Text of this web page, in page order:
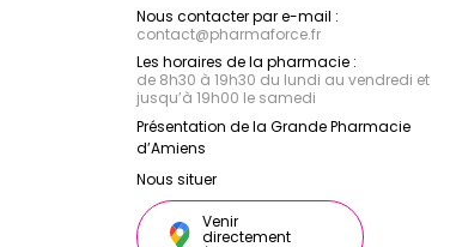
Nous contacter par e-mail :
contact@pharmaforce.fr
Les horaires de la pharmacie :
de 8h30 à 19h30 du lundi au vendredi et
jusqu’à 19h00 le samedi
Présentation de la Grande Pharmacie
d’Amiens
Nous situer
Venir
directement